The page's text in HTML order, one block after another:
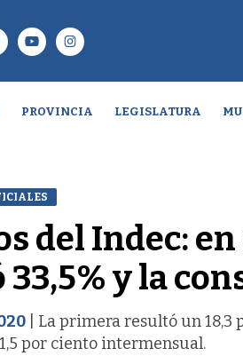
PROVINCIA LEGISLATURA
del Indec:
33,5% y la
| La primera resultó un
por ciento intermensual.